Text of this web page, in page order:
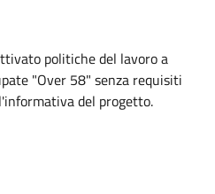
politiche del lavoro a
"Over 58" senza requisiti
del progetto.